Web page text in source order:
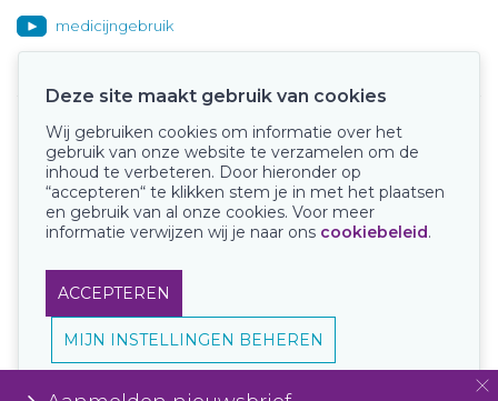
medicijngebruik
Onze keurmerken
Deze site maakt gebruik van cookies
Wij gebruiken cookies om informatie over het
gebruik van onze website te verzamelen om de
inhoud te verbeteren. Door hieronder op
“accepteren“ te klikken stem je in met het plaatsen
en gebruik van al onze cookies. Voor meer
informatie verwijzen wij je naar ons cookiebeleid.
ACCEPTEREN
MIJN INSTELLINGEN BEHEREN